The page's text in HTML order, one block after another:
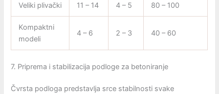
Veliki plivački 11 – 14 4 – 5 80 – 100
Kompaktni
modeli
4 – 6 2 – 3 40 – 60
7. Priprema i stabilizacija podloge za betoniranje
Čvrsta podloga predstavlja srce stabilnosti svake